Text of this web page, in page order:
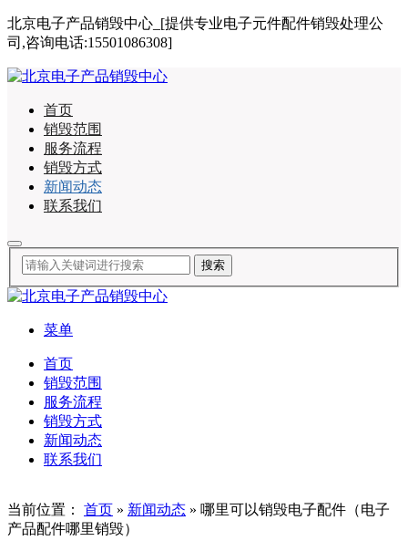
北京电子产品销毁中心_[提供专业电子元件配件销毁处理公
司,咨询电话:15501086308]
首页
销毁范围
服务流程
销毁方式
新闻动态
联系我们
菜单
首页
销毁范围
服务流程
销毁方式
新闻动态
联系我们
当前位置： 首页 » 新闻动态 » 哪里可以销毁电子配件（电子
产品配件哪里销毁）